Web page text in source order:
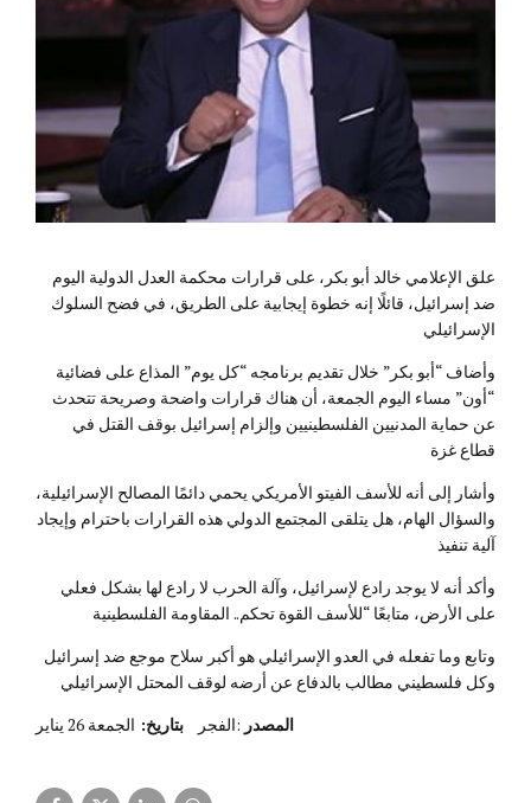
علق الإعلامي خالد أبو بكر، على قرارات محكمة العدل الدولية اليوم
ضد إسرائيل، قائلًا إنه خطوة إيجابية على الطريق، في فضح السلوك
الإسرائيلي
وأضاف “أبو بكر” خلال تقديم برنامجه “كل يوم” المذاع على فضائية
“أون” مساء اليوم الجمعة، أن هناك قرارات واضحة وصريحة تتحدث
عن حماية المدنيين الفلسطينيين وإلزام إسرائيل بوقف القتل في
قطاع غزة
وأشار إلى أنه للأسف الفيتو الأمريكي يحمي دائمًا المصالح الإسرائيلية،
والسؤال الهام، هل يتلقى المجتمع الدولي هذه القرارات باحترام وإيجاد
آلية تنفيذ
وأكد أنه لا يوجد رادع لإسرائيل، وآلة الحرب لا رادع لها بشكل فعلي
على الأرض، متابعًا “للأسف القوة تحكم.. المقاومة الفلسطينية
وتابع وما تفعله في العدو الإسرائيلي هو أكبر سلاح موجع ضد إسرائيل
وكل فلسطيني مطالب بالدفاع عن أرضه لوقف المحتل الإسرائيلي
المصدر :الفجر بتاريخ: الجمعة 26 يناير